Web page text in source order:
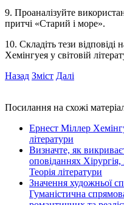
9. Проаналізуйте
притчі «Старий і море».
10. Складіть тези відповіді
Хемінгуея у світовій
Назад Зміст Далі
Посилання на схожі
Ернест Міллер
літератури
Визначте, як
оповіданнях
Теорія літератури
Значення художньої
Гуманістична